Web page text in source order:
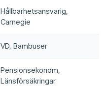
Hållbarhetsansvarig,
Carnegie
VD, Bambuser
Pensionsekonom,
Länsförsäkringar